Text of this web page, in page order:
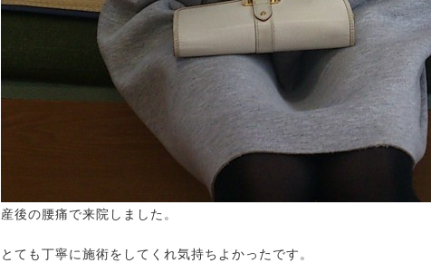
産後の腰痛で来院しました。
とても丁寧に施術をしてくれ気持ちよかったです。